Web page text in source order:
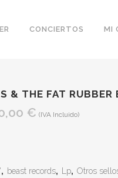
CONCIERTOS MI
& THE FAT
€.
€ El
20,00 €.
(IVA Incluido)
, beast records, Lp, Otros